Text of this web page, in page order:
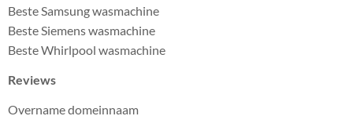
Beste Samsung wasmachine
Beste Siemens wasmachine
Beste Whirlpool wasmachine
Reviews
Overname domeinnaam